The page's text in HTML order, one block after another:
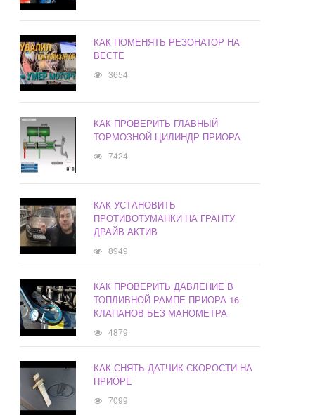
КАК ПОМЕНЯТЬ РЕЗОНАТОР НА
ВЕСТЕ
3654
КАК ПРОВЕРИТЬ ГЛАВНЫЙ
ТОРМОЗНОЙ ЦИЛИНДР ПРИОРА
7424
КАК УСТАНОВИТЬ
ПРОТИВОТУМАНКИ НА ГРАНТУ
ДРАЙВ АКТИВ
8949
КАК ПРОВЕРИТЬ ДАВЛЕНИЕ В
ТОПЛИВНОЙ РАМПЕ ПРИОРА 16
КЛАПАНОВ БЕЗ МАНОМЕТРА
4879
КАК СНЯТЬ ДАТЧИК СКОРОСТИ НА
ПРИОРЕ
7099